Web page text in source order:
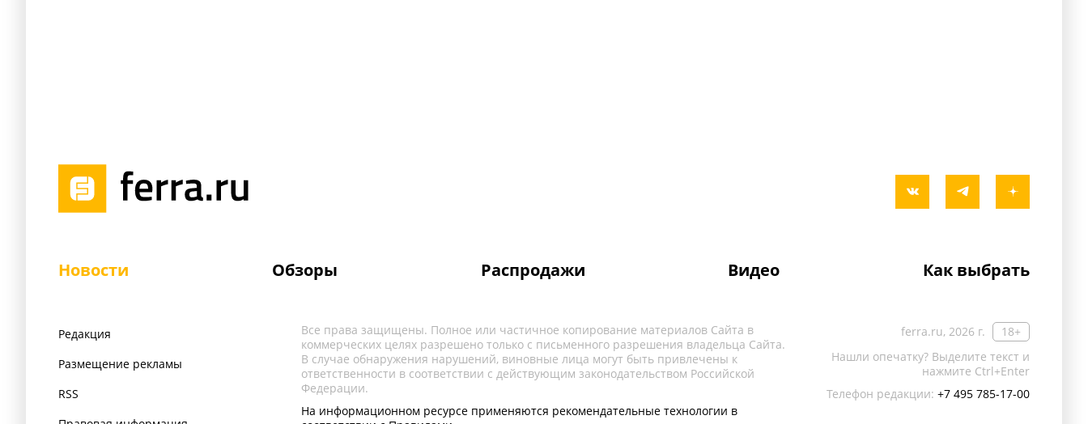
Новости Обзоры Распродажи Видео Как выбрать
Редакция
Размещение рекламы
RSS
ferra.ru, 2026 г.
18+
Нашли опечатку? Выделите текст и
нажмите Ctrl+Enter
Телефон редакции: +7 495 785-17-00
Все права защищены. Полное или частичное копирование материалов Сайта в
коммерческих целях разрешено только с письменного разрешения владельца Сайта.
В случае обнаружения нарушений, виновные лица могут быть привлечены к
ответственности в соответствии с действующим законодательством Российской
Федерации.
На информационном ресурсе применяются рекомендательные технологии в